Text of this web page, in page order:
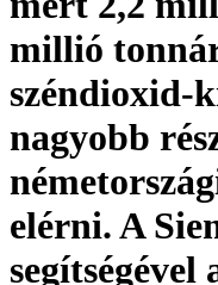
millió
széndioxid-
nagyobb
elérni. A